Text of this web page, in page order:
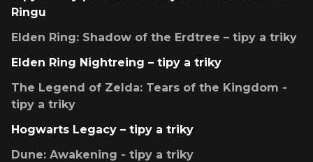
Ringu
Elden Ring: Shadow of the Erdtree – tipy a triky
Elden Ring Nightreing – tipy a triky
The Legend of Zelda: Tears of the Kingdom -
tipy a triky
Hogwarts Legacy – tipy a triky
Dune: Awakening - tipy a triky